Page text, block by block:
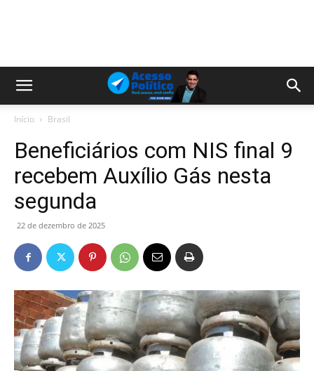
Início Brasil
Beneficiários com NIS final 9
recebem Auxílio Gás nesta
segunda
22 de dezembro de 2025